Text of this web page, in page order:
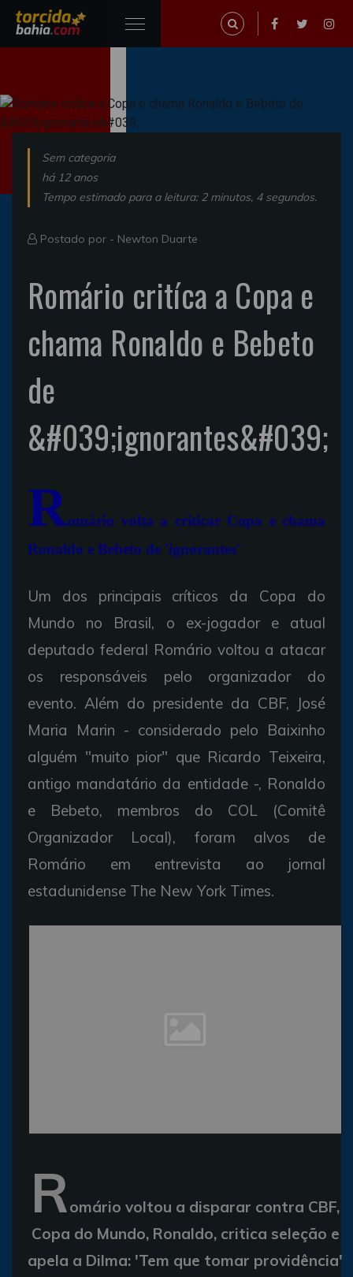
Sem categoria
há 12 anos
Tempo estimado para a leitura: 2 minutos, 4 segundos.
Postado por - Newton Duarte
Romário critíca a Copa e
chama Ronaldo e Bebeto
de
&#039;ignorantes&#039;
Romário volta a criticar Copa e chama
Ronaldo e Bebeto de 'ignorantes'
Um dos principais críticos da Copa do
Mundo no Brasil, o ex-jogador e atual
deputado federal Romário voltou a atacar
os responsáveis pelo organizador do
evento. Além do presidente da CBF, José
Maria Marin - considerado pelo Baixinho
alguém "muito pior" que Ricardo Teixeira,
antigo mandatário da entidade -, Ronaldo
e Bebeto, membros do COL (Comitê
Organizador Local), foram alvos de
Romário em entrevista ao jornal
estadunidense The New York Times.
Romário voltou a disparar contra CBF,
Copa do Mundo, Ronaldo, critica seleção e
apela a Dilma: 'Tem que tomar providência'